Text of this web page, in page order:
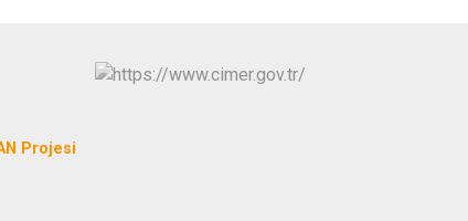
Projesi